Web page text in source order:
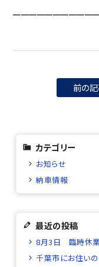
前の
カテゴリー
お知らせ
納車情報
最近の投稿
8月3日 臨時休
千葉市にお住いの